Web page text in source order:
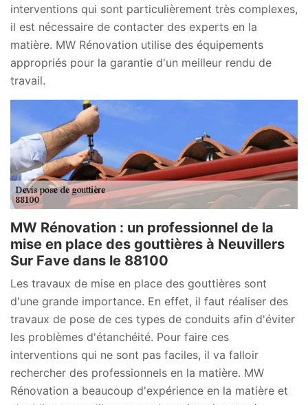
interventions qui sont particulièrement très complexes,
il est nécessaire de contacter des experts en la
matière. MW Rénovation utilise des équipements
appropriés pour la garantie d'un meilleur rendu de
travail.
MW Rénovation : un professionnel de la
mise en place des gouttières à Neuvillers
Sur Fave dans le 88100
Les travaux de mise en place des gouttières sont
d'une grande importance. En effet, il faut réaliser des
travaux de pose de ces types de conduits afin d'éviter
les problèmes d'étanchéité. Pour faire ces
interventions qui ne sont pas faciles, il va falloir
rechercher des professionnels en la matière. MW
Rénovation a beaucoup d'expérience en la matière et